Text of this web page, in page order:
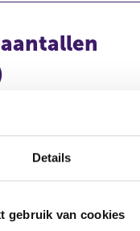
Details
gebruik van cookies
Gewoon aandeel
7.325.000,00
7.325.000,00
Reëel